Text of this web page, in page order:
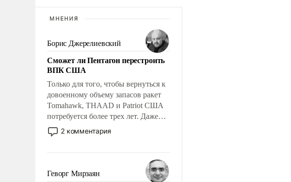
МНЕНИЯ
Борис Джерелиевский
Сможет ли Пентагон перестроить
ВПК США
Только для того, чтобы вернуться к
довоенному объему запасов ракет
Tomahawk, THAAD и Patriot США
потребуется более трех лет. Даже
небольшая война с Ираном
опустошила американские
уязвимости США, например, перед
2 комментария
Геворг Мирзаян